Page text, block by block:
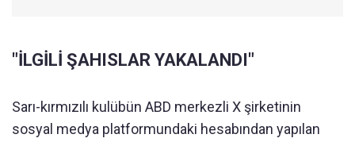
"İLGİLİ ŞAHISLAR YAKALANDI"
Sarı-kırmızılı kulübün ABD merkezli X şirketinin
sosyal medya platformundaki hesabından yapılan